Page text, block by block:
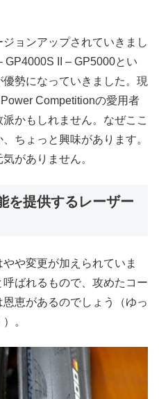
ョンアップされていきまし
GP4000S II – GP5000とい
勢になっていきました。現
Competitionの愛用者
かもしれません。なぜここ
ちょっと興味があります。
がありません。
を提供するレーザー
や変更が加えられていま
ばれるもので、攻めたコー
恵があるのでしょう（ゆっ
。